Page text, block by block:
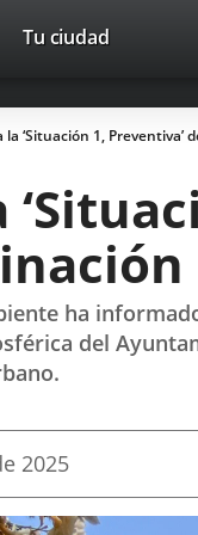
avaTop
Tu ciudad
la ‘Situación 1,
ha
del
2025